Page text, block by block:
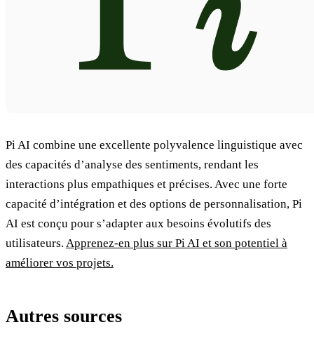
Pi AI combine une excellente polyvalence linguistique avec
des capacités d’analyse des sentiments, rendant les
interactions plus empathiques et précises. Avec une forte
capacité d’intégration et des options de personnalisation, Pi
AI est conçu pour s’adapter aux besoins évolutifs des
utilisateurs. Apprenez-en plus sur Pi AI et son potentiel à
améliorer vos projets.
Autres sources